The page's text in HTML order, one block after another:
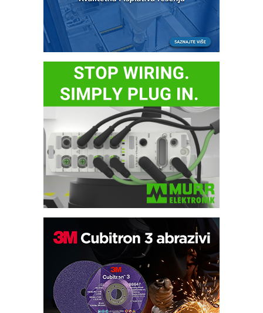
Trajna oznaka kao dugoročna korist
Bezbednost na prvom mestu!
IB BLUMENAUER - više od 40 godina
poverenja u industriji